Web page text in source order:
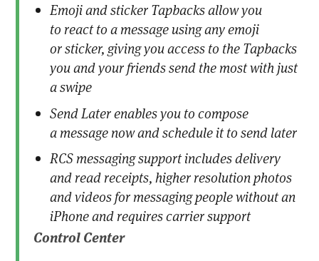
Emoji and sticker Tapbacks allow you
to react to a message using any emoji
or sticker, giving you access to the Tapbacks
you and your friends send the most with just
a swipe
Send Later enables you to compose
a message now and schedule it to send later
RCS messaging support includes delivery
and read receipts, higher resolution photos
and videos for messaging people without an
iPhone and requires carrier support
Control Center